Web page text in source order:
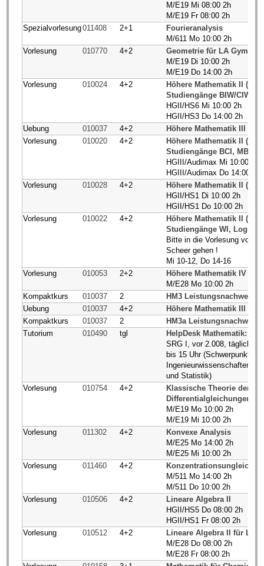
M/E19 Mi 08:00 2h
M/E19 Fr 08:00 2h
Spezialvorlesung011408 2+1
Fourieranalysis
M/611 Mo 10:00 2h
Vorlesung
010770 4+2
Geometrie für LA Gym
M/E19 Di 10:00 2h
M/E19 Do 14:00 2h
Vorlesung
010024 4+2
Höhere Mathematik II
Studiengänge BIW/CIW
HGII/HS6 Mi 10:00 2h
HGII/HS3 Do 14:00 2h
Uebung
010037 4+2
Höhere Mathematik III
Vorlesung
010020 4+2
Höhere Mathematik II
Studiengänge BCI, MB,
HGIII/Audimax Mi 10:00 2h
HGIII/Audimax Do 14:00 2h
Vorlesung
010028 4+2
Höhere Mathematik II (P/
HGII/HS1 Di 10:00 2h
HGII/HS1 Do 10:00 2h
Vorlesung
010022 4+2
Höhere Mathematik II
Studiengänge WI, Logistik
Bitte in die Vorlesung von
Scheer gehen !
Mi 10-12, Do 14-16
Vorlesung
010053 2+2
Höhere Mathematik IV (P/
M/E28 Mo 10:00 2h
Kompaktkurs
010037 2
HM3 Leistungsnachweise
Uebung
010037 4+2
Höhere Mathematik III
Kompaktkurs
010037 2
HM3a
Tutorium
010490 tgl
HelpDesk Mathematik:
SRG I, vor 2.008, tägliche
bis 15 Uhr (Schwerpunkt
Ingenieurwissenschaften,
und Statistik)
Vorlesung
010754 4+2
Klassische Theorie der
Differentialgleichungen
M/E19 Mo 10:00 2h
M/E19 Mi 10:00 2h
Vorlesung
011302 4+2
Konvexe Analysis
M/E25 Mo 14:00 2h
M/E25 Mi 10:00 2h
Vorlesung
011460 4+2
M/511 Mo 14:00 2h
M/511 Do 10:00 2h
Vorlesung
010506 4+2
Lineare Algebra II
HGII/HS5 Do 08:00 2h
HGII/HS1 Fr 08:00 2h
Vorlesung
010512 4+2
Lineare Algebra II für LA
M/E28 Do 08:00 2h
M/E28 Fr 08:00 2h